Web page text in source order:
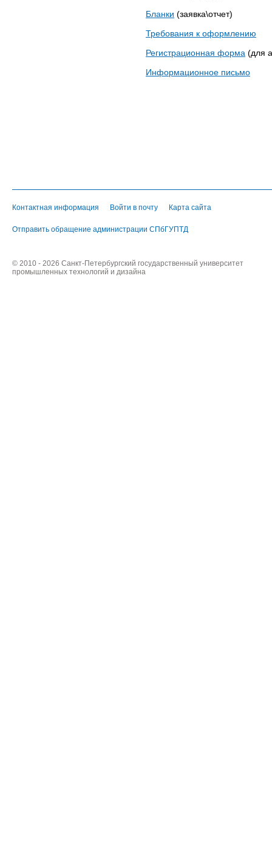
Бланки (заявка\отчет)
Требования к оформлению
Регистрационная форма (для
Информационное письмо
Контактная информация Войти в почту Карта сайта
Отправить обращение администрации СПбГУПТД
© 2010 - 2026 Санкт-Петербургский государственный университет
промышленных технологий и дизайна